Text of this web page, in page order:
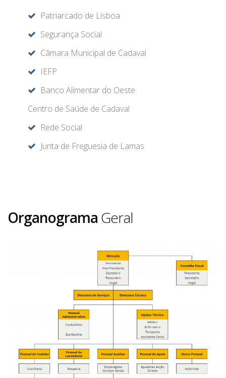
Patriarcado de Lisboa
Segurança Social
Câmara Municipal de Cadaval
IEFP
Banco Alimentar do Oeste
Centro de Saúde de Cadaval
Rede Social
Junta de Freguesia de Lamas
Organograma Geral